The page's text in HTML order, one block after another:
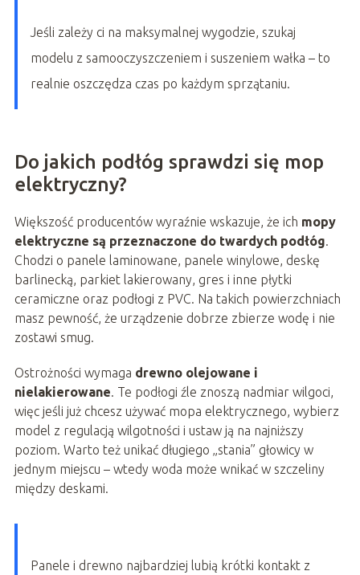
Jeśli zależy ci na maksymalnej wygodzie, szukaj
modelu z samooczyszczeniem i suszeniem wałka – to
realnie oszczędza czas po każdym sprzątaniu.
Do jakich podłóg sprawdzi się mop
elektryczny?
Większość producentów wyraźnie wskazuje, że ich mopy
elektryczne są przeznaczone do twardych podłóg
Chodzi o panele laminowane, panele winylowe, deskę
barlinecką, parkiet lakierowany, gres i inne płytki
ceramiczne oraz podłogi z PVC. Na takich powierzchniach
masz pewność, że urządzenie dobrze zbierze wodę i nie
zostawi smug.
Ostrożności wymaga drewno olejowane i
nielakierowane . Te podłogi źle znoszą nadmiar wilgoci,
więc jeśli już chcesz używać mopa elektrycznego, wybierz
model z regulacją wilgotności i ustaw ją na najniższy
poziom. Warto też unikać długiego „stania” głowicy w
jednym miejscu – wtedy woda może wnikać w szczeliny
między deskami.
Panele i drewno najbardziej lubią krótki kontakt z